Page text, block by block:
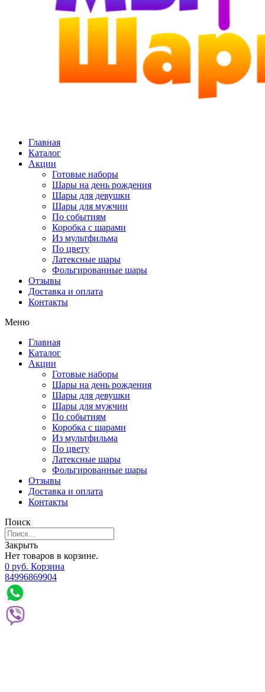
Главная
Каталог
Акции
Готовые наборы
Шары на день рождения
Шары для девушки
Шары для мужчин
По событиям
Коробка с шарами
Из мультфильма
По цвету
Латексные шары
Фольгированные шары
Отзывы
Доставка и оплата
Контакты
Меню
Главная
Каталог
Акции
Готовые наборы
Шары на день рождения
Шары для девушки
Шары для мужчин
По событиям
Коробка с шарами
Из мультфильма
По цвету
Латексные шары
Фольгированные шары
Отзывы
Доставка и оплата
Контакты
Поиск
Закрыть
Нет товаров в корзине.
0 руб. Корзина
84996869904